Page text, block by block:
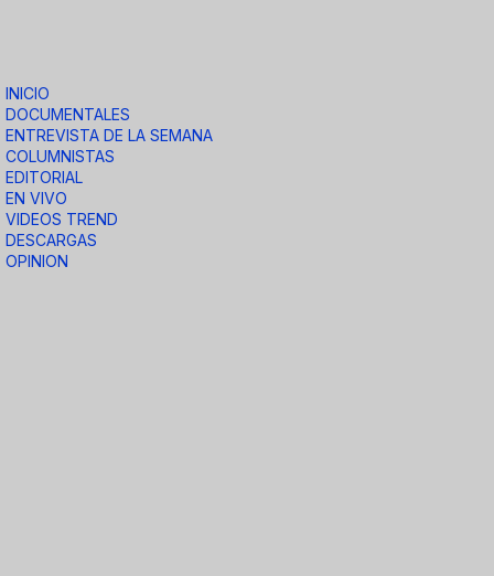
INICIO
DOCUMENTALES
ENTREVISTA DE LA SEMANA
COLUMNISTAS
EDITORIAL
EN VIVO
VIDEOS TREND
DESCARGAS
OPINION